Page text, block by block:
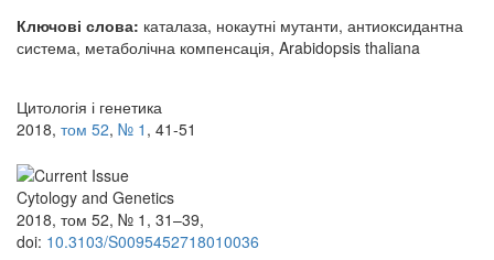
Ключові слова: каталаза, нокаутні мутанти, антиоксидантна
система, метаболічна компенсація, Arabidopsis thaliana
Цитологія і генетика
2018, том 52, № 1 , 41-51
Cytology and Genetics
2018, том 52, № 1, 31–39,
doi: 10.3103/S0095452718010036